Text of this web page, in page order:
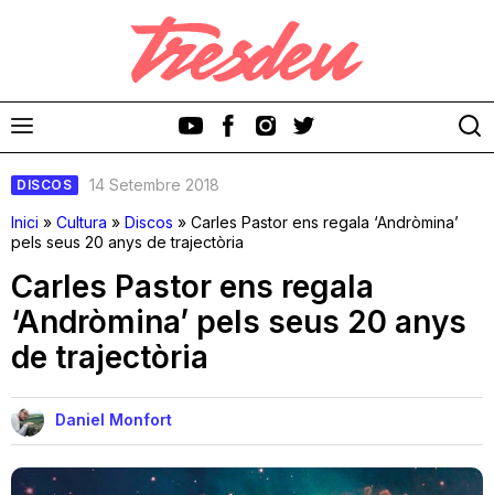
Discos
Videoclips
Cinema i Televisió
Festivals
DISCOS
14 Setembre 2018
Inici » Cultura » Discos » Carles Pastor ens regala ‘Andròmina’
pels seus 20 anys de trajectòria
Carles Pastor ens regala
‘Andròmina’ pels seus 20 anys
de trajectòria
Daniel Monfort